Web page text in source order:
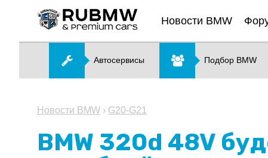
Новости BMW
Автосервисы Подбор BMW
Новости BMW › G20-G21
BMW 320d 48V